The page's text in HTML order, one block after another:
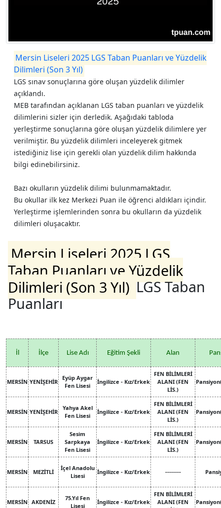
Mersin Liseleri 2025 LGS Taban Puanları ve Yüzdelik
Dilimleri (Son 3 Yıl)
LGS sınav sonuçlarına göre oluşan yüzdelik dilimler
açıklandı.
MEB tarafından açıklanan LGS taban puanları ve yüzdelik
dilimlerini sizler için derledik. Aşağıdaki tabloda
yerleştirme sonuçlarına göre oluşan yüzdelik dilimlere yer
verilmiştir. Bu yüzdelik dilimleri inceleyerek gitmek
istediğiniz lise için gerekli olan yüzdelik dilim hakkında
bilgi edinebilirsiniz.
Bazı okulların yüzdelik dilimi bulunmamaktadır.
Bu okullar ilk kez Merkezi Puan ile öğrenci aldıkları içindir.
Yerleştirme işlemlerinden sonra bu okulların da yüzdelik
dilimleri oluşacaktır.
Mersin Liseleri 2025 LGS
Taban Puanları ve Yüzdelik
Dilimleri (Son 3 Yıl) LGS Taban
Puanları
İl İlçe Lise Adı Eğitim Şekli Alan
MERSİN YENİŞEHİR
Eyüp Aygar
Fen Lisesi
İngilizce - Kız/Erkek
FEN BİLİMLERİ
ALANI (FEN
LİS.)
MERSİN YENİŞEHİR
Yahya Akel
Fen Lisesi
İngilizce - Kız/Erkek
FEN BİLİMLERİ
ALANI (FEN
LİS.)
MERSİN TARSUS
Sesim
Sarpkaya
Fen Lisesi
İngilizce - Kız/Erkek
FEN BİLİMLERİ
ALANI (FEN
LİS.)
MERSİN MEZİTLİ
İçel Anadolu
Lisesi
İngilizce - Kız/Erkek --------
MERSİN AKDENİZ
75.Yıl Fen
Lisesi
İngilizce - Kız/Erkek
FEN BİLİMLERİ
ALANI (FEN